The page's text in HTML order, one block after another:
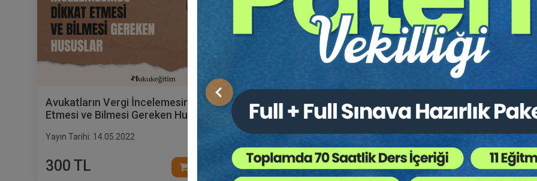
Önceki
Avukatların Vergi İncelemesinde Dikkat
Etmesi ve Bilmesi Gereken Hususlar Video
Yayın Tarihi: 14.05.2022
300 TL Sepete Ekle
Avukatlar İçin Ofis Açmadan Önce
Girişimcilik Hakkında Bilinmesi Gereken Her
Yayın Tarihi: 20.02.2022
ARMAĞANIMIZDIR
Sepete Ekle